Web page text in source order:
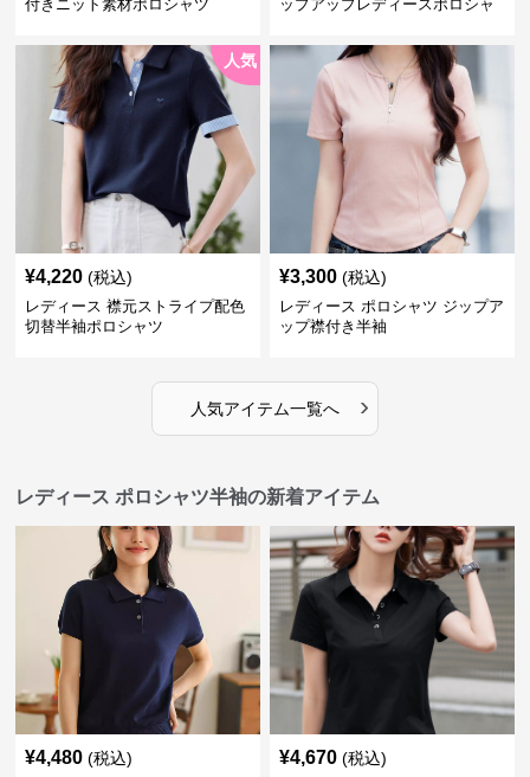
付きニット素材ポロシャツ
ップアップレディースポロシャ
人気
¥4,220 (税込)
レディース 襟元ストライプ配色
切替半袖ポロシャツ
¥3,300 (税込)
レディース ポロシャツ ジップア
ップ襟付き半袖
人気アイテム一覧へ ›
レディース ポロシャツ半袖の新着アイテム
¥4,480 (税込) ¥4,670 (税込)